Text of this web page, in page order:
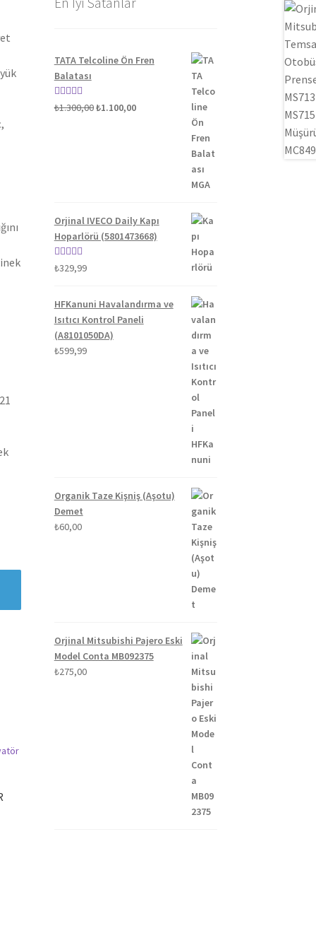
TATA Telcoline Ön Fren
Balatası
5 üzerinden
₺1.300,00Orijinal
₺1.100,00Şu
Orjinal IVECO Daily Kapı
Hoparlörü (5801473668)
5 üzerinden
₺329,99
HFKanuni Havalandırma ve
Isıtıcı Kontrol Paneli
(A8101050DA)
₺599,99
Organik Taze Kişniş (Aşotu)
Demet
₺60,00
Orjinal Mitsubishi Pajero Eski
Model Conta MB092375
₺275,00